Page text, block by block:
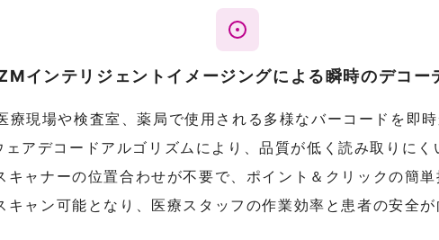
インテリジェントイメージングによる瞬時のデコー
現場や検査室、薬局で使用される多様なバーコードを即
アデコードアルゴリズムにより、品質が低く読み取りに
キャナーの位置合わせが不要で、ポイント＆クリックの簡
キャン可能となり、医療スタッフの作業効率と患者の安全